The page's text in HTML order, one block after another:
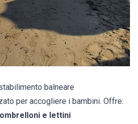
balneare
per accogliere i bambini. Offre:
ombrelloni e lettini